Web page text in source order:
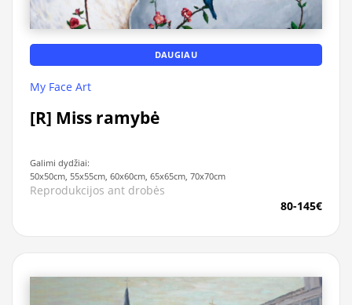
DAUGIAU
My Face Art
[R] Miss ramybė
Galimi dydžiai:
50x50cm, 55x55cm, 60x60cm, 65x65cm, 70x70cm
Reprodukcijos ant drobės
80-145€